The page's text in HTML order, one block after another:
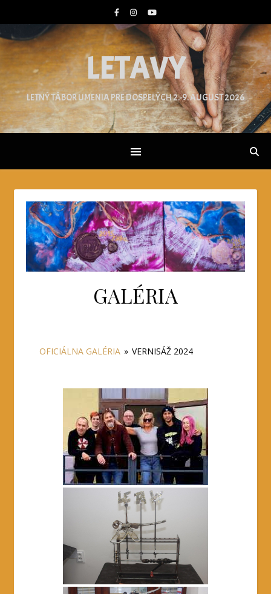
LETAVY
LETNÝ TÁBOR UMENIA PRE DOSPELÝCH 2.-9. AUGUST 2026
GALÉRIA
OFICIÁLNA GALÉRIA » VERNISÁŽ 2024